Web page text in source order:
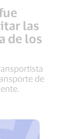
las
de los
de